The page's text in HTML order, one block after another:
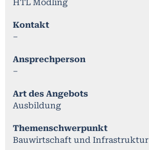
HTL Mödling
Kontakt
–
Ansprechperson
–
Art des Angebots
Ausbildung
Themenschwerpunkt
Bauwirtschaft und Infrastruktur